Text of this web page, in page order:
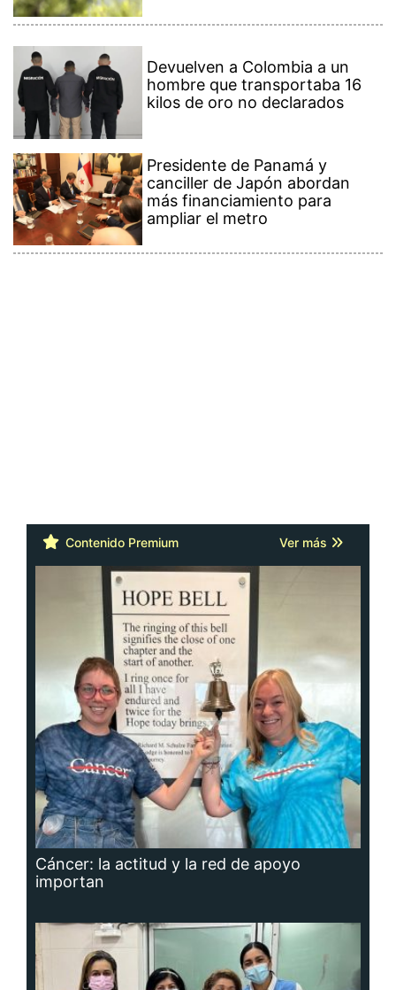
Devuelven a Colombia a un
hombre que transportaba 16
kilos de oro no declarados
Presidente de Panamá y
canciller de Japón abordan
más financiamiento para
ampliar el metro
Contenido Premium Ver más
Cáncer: la actitud y la red de apoyo
importan